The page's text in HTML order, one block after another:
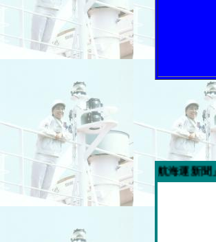
今週の「内航海運新聞」広告スポンサー